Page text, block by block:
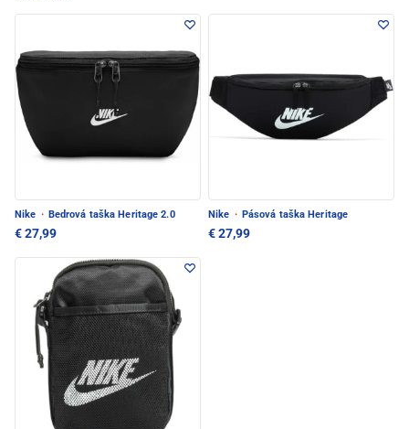
Nike · Bedrová taška Heritage 2.0
€ 27,99
Nike · Pásová taška Heritage
€ 27,99